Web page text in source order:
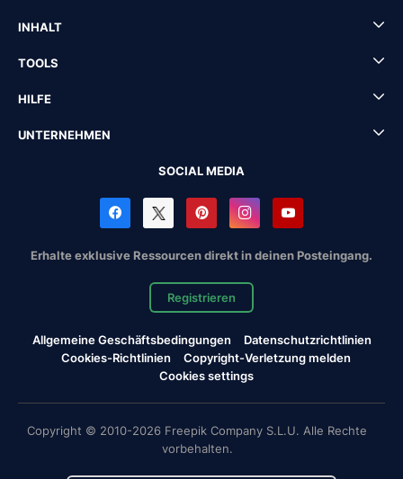
INHALT
TOOLS
HILFE
UNTERNEHMEN
SOCIAL MEDIA
Erhalte exklusive Ressourcen direkt in deinen Posteingang.
Registrieren
Allgemeine Geschäftsbedingungen
Datenschutzrichtlinien
Cookies-Richtlinien
Copyright-Verletzung melden
Cookies settings
Copyright © 2010-2026 Freepik Company S.L.U. Alle Rechte
vorbehalten.